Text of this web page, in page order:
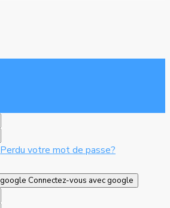
Perdu votre mot de passe?
Connectez-vous avec google